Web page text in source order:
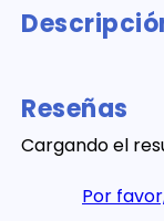
Reseñas
Cargando el
Por